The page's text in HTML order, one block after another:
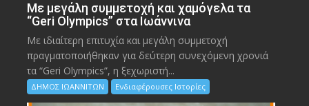
Με μεγάλη συμμετοχή και χαμόγελα τα
“Geri Olympics” στα Ιωάννινα
Με ιδιαίτερη επιτυχία και μεγάλη συμμετοχή
πραγματοποιήθηκαν για δεύτερη συνεχόμενη χρονιά
τα “Geri Olympics”, η ξεχωριστή...
ΔΗΜΟΣ ΙΩΑΝΝΙΤΩΝ Ενδιαφέρουσες Ιστορίες